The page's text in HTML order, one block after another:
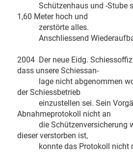
Schützenhaus und -Stube
1,60 Meter hoch und
zerstörte alles.
Anschliessend
2004 Der neue Eidg.
dass unsere Schiessan-
lage nicht abgenommen
der Schiessbetrieb
einzustellen sei. Sein
Abnahmeprotokoll nicht an
die Schützenversicherung
dieser verstorben ist,
konnte das Protokoll nicht